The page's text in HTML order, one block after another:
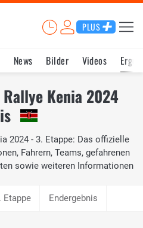
PLUS
News Bilder Videos
Kenia 2024
2024 - 3. Etappe: Das offizielle
Fahrern, Teams, gefahrenen
sowie weiteren Informationen
Etappe Endergebnis